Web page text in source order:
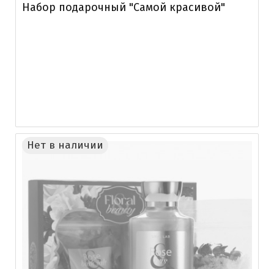
Набор подарочный "Самой красивой"
Нет в наличии